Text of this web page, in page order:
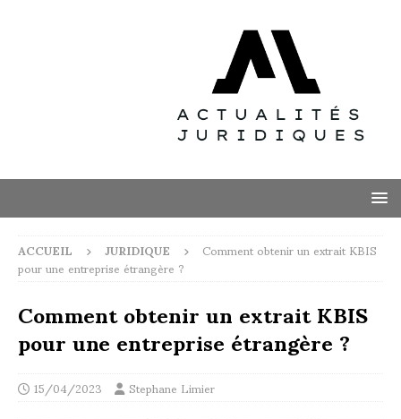
ACCUEIL JURIDIQUE Comment obtenir un extrait KBIS
pour une entreprise étrangère ?
Comment obtenir un extrait KBIS
pour une entreprise étrangère ?
15/04/2023 Stephane Limier